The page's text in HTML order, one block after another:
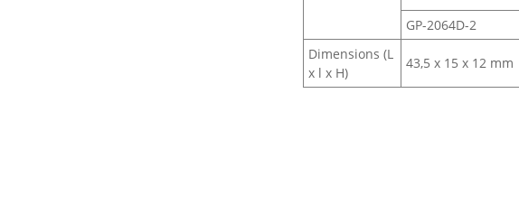
GP-2064D-2
Dimensions (L
x l x H)
43,5 x 15 x 12 mm